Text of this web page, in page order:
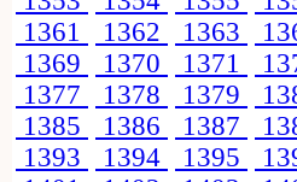
1361
1362 1363
1369
1370 1371
1377
1378 1379
1385
1386 1387
1393
1394 1395